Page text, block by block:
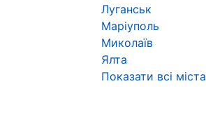
Луганськ
Маріуполь
Миколаїв
Ялта
Показати всі міста